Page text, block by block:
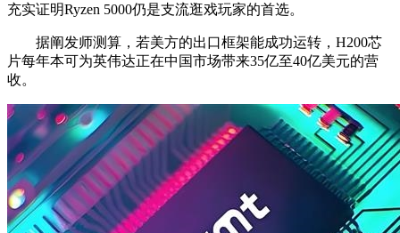
充实证明Ryzen 5000仍是支流逛戏玩家的首选。
据阐发师测算，若美方的出口框架能成功运转，H200芯
片每年本可为英伟达正在中国市场带来35亿至40亿美元的营
收。